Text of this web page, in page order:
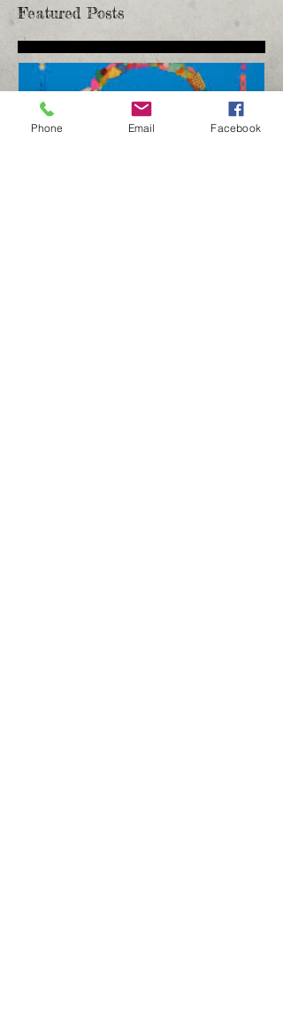
Featured Posts
Phone Email Facebook